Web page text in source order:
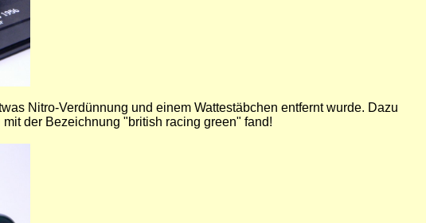
Nitro-Verdünnung und einem Wattestäbchen entfernt wurde. Dazu
der Bezeichnung "british racing green" fand!